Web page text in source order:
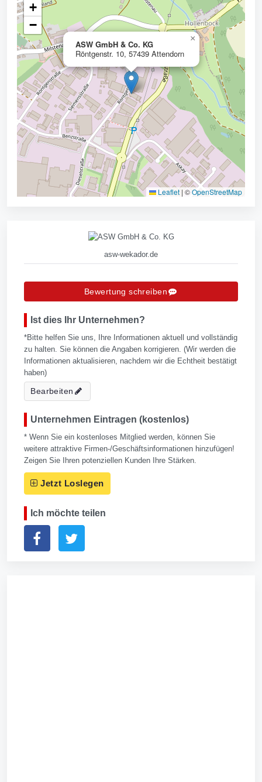
ASW GmbH & Co. KG
Röntgenstr. 10, 57439 Attendorn
×
+
−
Leaflet | ©OpenStreetMap
asw-wekador.de
Bewertung schreiben
Ist dies Ihr Unternehmen?
*Bitte helfen Sie uns, Ihre Informationen aktuell und vollständig
zu halten. Sie können die Angaben korrigieren. (Wir werden die
Informationen aktualisieren, nachdem wir die Echtheit bestätigt
haben)
Bearbeiten
Unternehmen Eintragen (kostenlos)
* Wenn Sie ein kostenloses Mitglied werden, können Sie
weitere attraktive Firmen-/Geschäftsinformationen hinzufügen!
Zeigen Sie Ihren potenziellen Kunden Ihre Stärken.
Jetzt Loslegen
Ich möchte teilen